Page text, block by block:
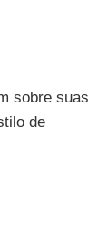
sobre suas
de